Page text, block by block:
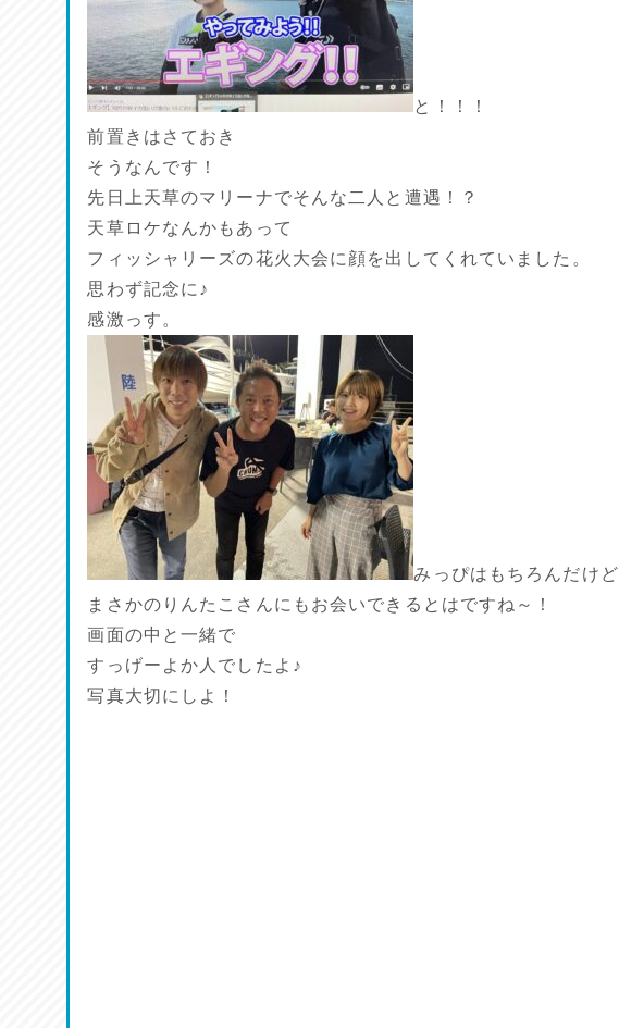
と！！！
前置きはさておき
そうなんです！
先日上天草のマリーナでそんな二人と遭遇！？
天草ロケなんかもあって
フィッシャリーズの花火大会に顔を出してくれていました。
思わず記念に♪
感激っす。
みっぴはもちろんだけど
まさかのりんたこさんにもお会いできるとはですね～！
画面の中と一緒で
すっげーよか人でしたよ♪
写真大切にしよ！